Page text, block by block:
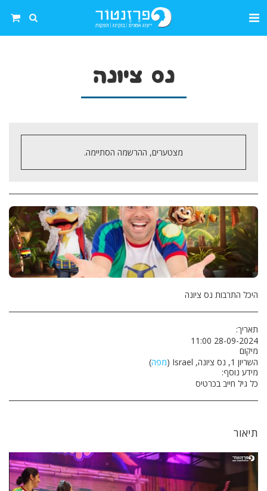
נס ציונה
מצטערים, ההרשמה הסתיימה.
היכל התרבות נס ציונה
תאריך:
28-09-2024 11:00
מיקום
השריון 1, נס ציונה, Israel (
מפה)
מידע נוסף:
כל גיל חייב בכרטיס
תיאור